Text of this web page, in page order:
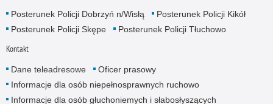
Posterunek Policji Dobrzyń n/Wisłą
Posterunek Policji Kikół
Posterunek Policji Skępe
Posterunek Policji Tłuchowo
Kontakt
Dane teleadresowe
Oficer prasowy
Informacje dla osób niepełnosprawnych ruchowo
Informacje dla osób głuchoniemych i słabosłyszących